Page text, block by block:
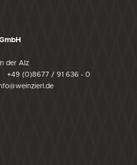
der Alz
+49 (0)8677 / 91 636 - 0